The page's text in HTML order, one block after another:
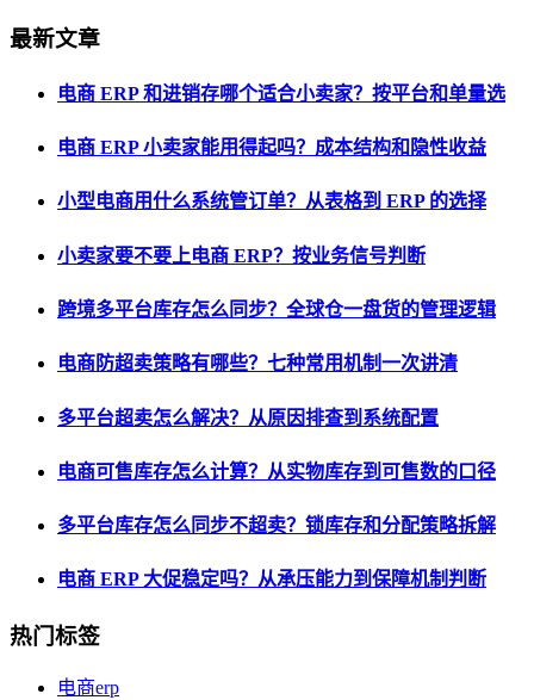
最新文章
电商 ERP 和进销存哪个适合小卖家？按平台和单量选
电商 ERP 小卖家能用得起吗？成本结构和隐性收益
小型电商用什么系统管订单？从表格到 ERP 的选择
小卖家要不要上电商 ERP？按业务信号判断
跨境多平台库存怎么同步？全球仓一盘货的管理逻辑
电商防超卖策略有哪些？七种常用机制一次讲清
多平台超卖怎么解决？从原因排查到系统配置
电商可售库存怎么计算？从实物库存到可售数的口径
多平台库存怎么同步不超卖？锁库存和分配策略拆解
电商 ERP 大促稳定吗？从承压能力到保障机制判断
热门标签
电商erp